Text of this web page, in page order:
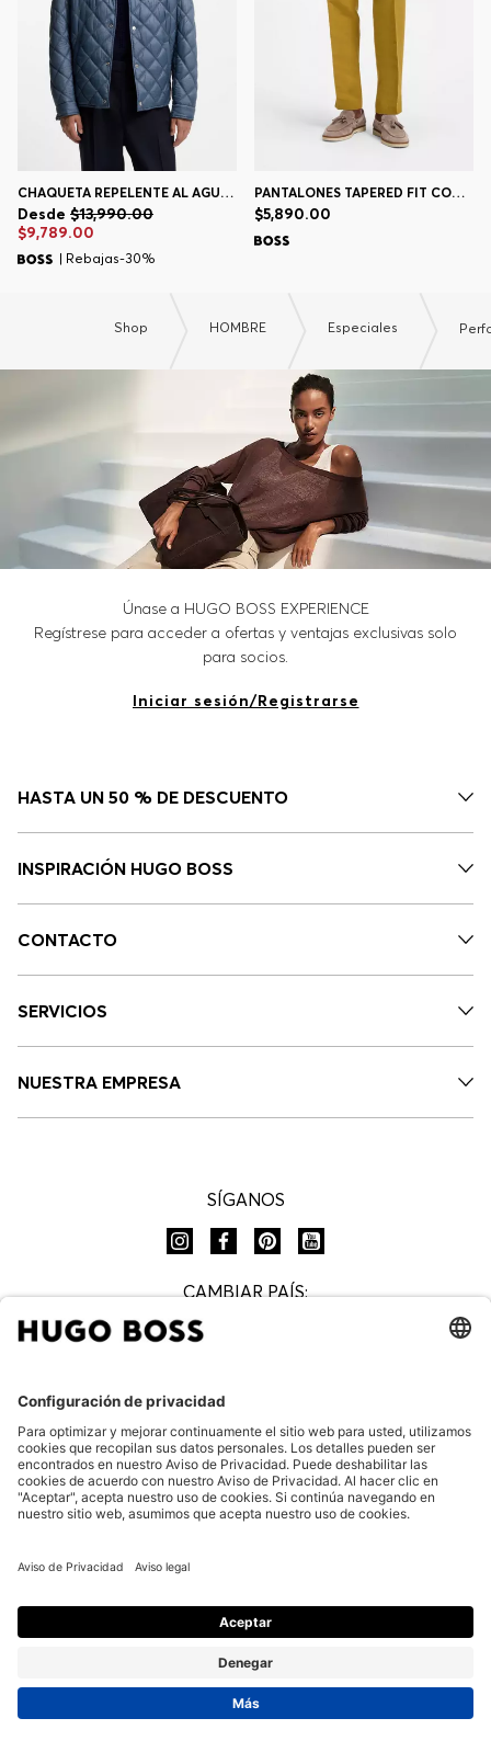
CHAQUETA REPELENTE AL AGUA CON GUATEADO MIXTO
Desde $13,990.00
$9,789.00
| Rebajas-30%
PANTALONES TAPERED FIT CON CORDÓN EN LA CINTURA
$5,890.00
Shop HOMBRE Especiales
Únase a HUGO BOSS EXPERIENCE
Regístrese para acceder a ofertas y ventajas exclusivas solo
para socios.
Iniciar sesión/Registrarse
HASTA UN 50 % DE DESCUENTO
INSPIRACIÓN HUGO BOSS
CONTACTO
SERVICIOS
NUESTRA EMPRESA
SÍGANOS
CAMBIAR PAÍS:
Preguntas FrecuentesAviso de privacidadAviso legal
Aviso de privacidad boletín HUGO BOSS
Aviso de privacidad HUGO BOSS EXPERIENCE
© 2026 HUGO BOSS All rights reserved.